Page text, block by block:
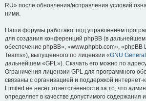
RU» после обновления/исправления условий
ними.
Наши форумы работают под управлением
для создания конференций phpBB (в
обеспечение phpBB», «www.phpbb.com», «phpBB
Teams»), выпущенного по лицензии «GNU
дальнейшем «GPL»). Скачать его можно по
Ограничения лицензии GPL для программного
связаны с организацией и поддержкой
Limited не несёт ответственности за то, что
определяет в качестве допустимого содержания